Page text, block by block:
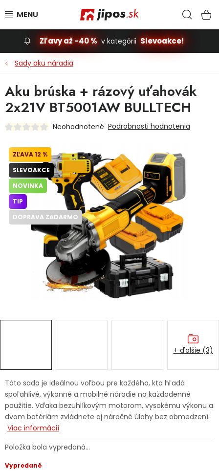
Slevoakce
Stavba, dom
Dielňa
Príslušenstvo pre automobily
Vybavenie a hračky pre deti
Domácnosť
Ochranné pracovné pomôcky
Vianoce
Fotovoltaika
Servis náradia Hodnotenie obchodu
Doprava a platba Váš zákaznícky účet
Kontakty
Zľavy až -40 % v kategórii Slevoakce!
Sady aku náradia
Táto sada je ideálnou voľbou pre každého, kto hľadá
spoľahlivé, výkonné a mobilné náradie na každodenné
použitie. Vďaka bezuhlíkovým motorom, vysokému výkonu a
dvom batériám zvládnete aj náročné úlohy bez obmedzení.
Viac informácií
Položka bola vypredaná…
Vypredané
Aku brúska + rázový uťahovák
2x21V BT5001AW BULLTECH
Neohodnotené Podrobnosti hodnotenia
12 %
SLEVOAKCE
NOVINKA
TIP
DOPRAVA ZADARMO
+ ďalšie (3)